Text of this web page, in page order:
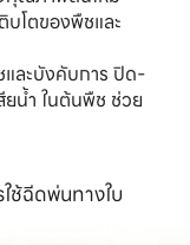
บโตของพืชและ
และบังคับการ ปิด-
น้ำ ในต้นพืช ช่วย
ช้ฉีดพ่นทางใบ